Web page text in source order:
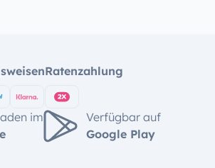
Ratenzahlung
im
Verfügbar auf
Google Play